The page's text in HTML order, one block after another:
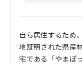
自ら居住するため
地証明された県産
宅である「やまぽ